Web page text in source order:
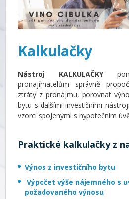
Kalkulačky
Nástroj KALKULAČKY
pronajímatelům správně
ztráty z pronájmu, porovnat
bytu s dalšími investičními
vzorci spojenými s hypotečním
Praktické kalkulačky z
Výnos z investičního bytu
Výpočet výše nájemného s
požadovaného výnosu